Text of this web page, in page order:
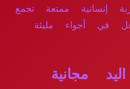
إنسانية ممتعة تجمع
في أجواء مليئة
مجانية